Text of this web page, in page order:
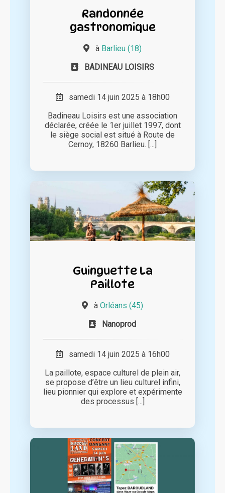
Randonnée
gastronomique
à Barlieu (18)
BADINEAU LOISIRS
samedi 14 juin 2025 à 18h00
Badineau Loisirs est une association
déclarée, créée le 1er juillet 1997, dont
le siège social est situé à Route de
Cernoy, 18260 Barlieu. [...]
Guinguette La
Paillote
à Orléans (45)
Nanoprod
samedi 14 juin 2025 à 16h00
La paillote, espace culturel de plein air,
se propose d’être un lieu culturel infini,
lieu pionnier qui explore et expérimente
des processus [...]